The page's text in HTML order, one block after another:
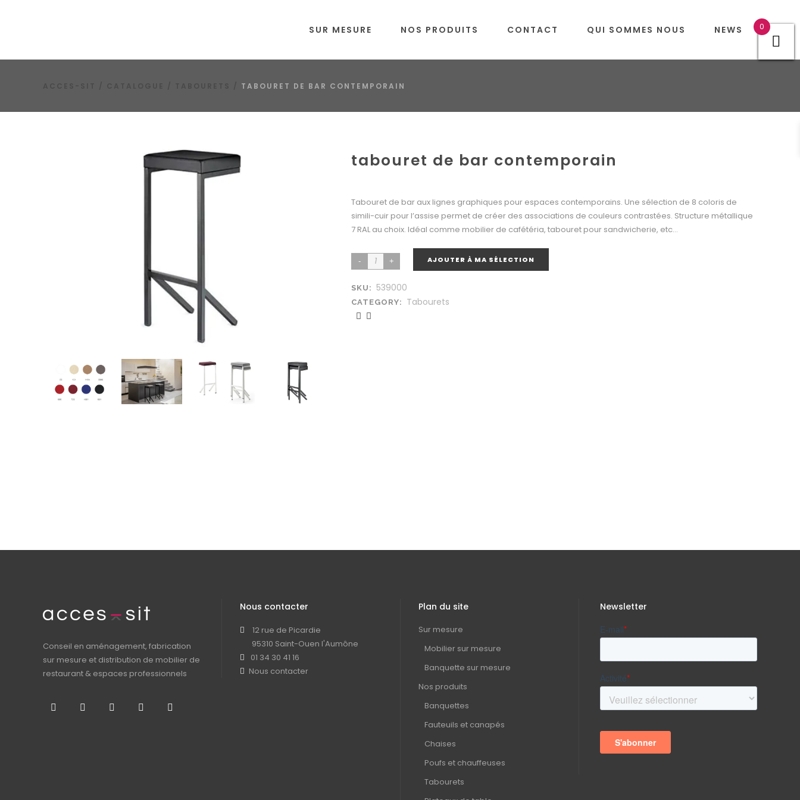
SUR MESURE NOS PRODUITS CONTACT QUI SOMMES NOUS NEWS
TABOURET DE BAR CONTEMPORAIN
tabouret de bar contemporain
Tabouret de bar aux lignes graphiques pour espaces contemporains. Une sélection de 8 coloris de
simili-cuir pour l’assise permet de créer des associations de couleurs contrastées. Structure métallique
7 RAL au choix. Idéal comme mobilier de cafétéria, tabouret pour sandwicherie, etc…
AJOUTER À MA SÉLECTION
SKU: 539000
CATEGORY: Tabourets
Conseil en aménagement, fabrication
sur mesure et distribution de mobilier de
restaurant & espaces professionnels
Nous contacter
12 rue de Picardie
95310 Saint-Ouen l'Aumône
01 34 30 41 16
Nous contacter
Plan du site
Sur mesure
Mobilier sur mesure
Banquette sur mesure
Nos produits
Banquettes
Fauteuils et canapés
Chaises
Poufs et chauffeuses
Tabourets
Newsletter
0